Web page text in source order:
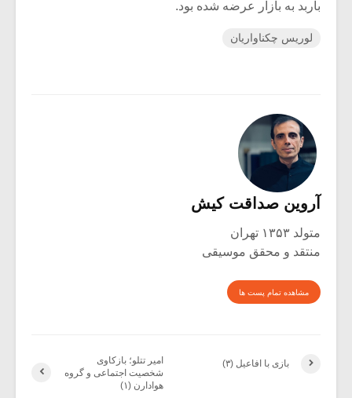
باربد به بازار عرضه شده بود.
لوریس چکناواریان
آروین صداقت کیش
متولد ۱۳۵۳ تهران
منتقد و محقق موسیقی
مشاهده تمام پست ها
امیر تتلو؛ بازکاوی
شخصیت اجتماعی و گروه
هوادارن (۱)
بازی با افاعیل (۳)